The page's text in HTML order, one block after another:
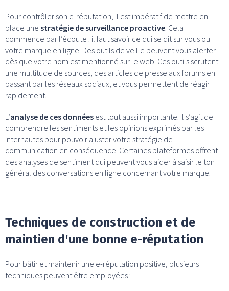
Pour contrôler son e-réputation, il est impératif de mettre en
place une stratégie de surveillance proactive. Cela
commence par l’écoute : il faut savoir ce qui se dit sur vous ou
votre marque en ligne. Des outils de veille peuvent vous alerter
dès que votre nom est mentionné sur le web. Ces outils scrutent
une multitude de sources, des articles de presse aux forums en
passant par les réseaux sociaux, et vous permettent de réagir
rapidement.
L’analyse de ces données est tout aussi importante. Il s’agit de
comprendre les sentiments et les opinions exprimés par les
internautes pour pouvoir ajuster votre stratégie de
communication en conséquence. Certaines plateformes offrent
des analyses de sentiment qui peuvent vous aider à saisir le ton
général des conversations en ligne concernant votre marque.
Techniques de construction et de
maintien d'une bonne e-réputation
Pour bâtir et maintenir une e-réputation positive, plusieurs
techniques peuvent être employées :